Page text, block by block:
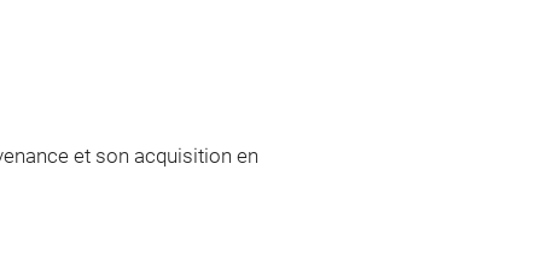
et son acquisition en